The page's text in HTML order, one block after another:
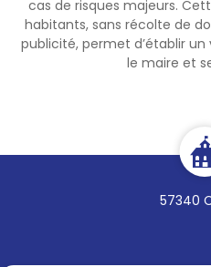
cas de risques majeurs.
habitants, sans récolte de
publicité, permet d’établir
le maire et
57340